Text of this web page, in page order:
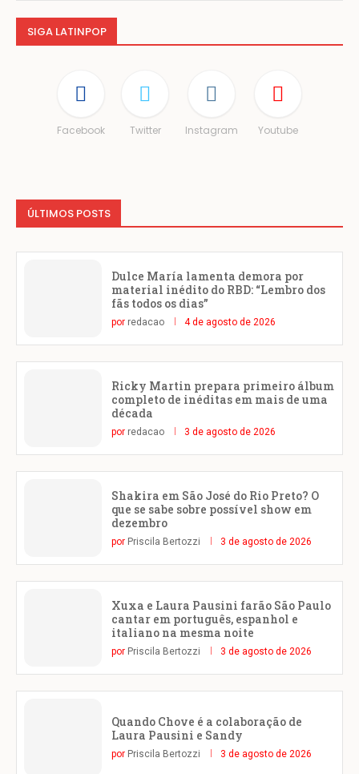
SIGA LATINPOP
Facebook Twitter Instagram Youtube
ÚLTIMOS POSTS
Dulce María lamenta demora por
material inédito do RBD: “Lembro dos
fãs todos os dias”
por redacao 4 de agosto de 2026
Ricky Martin prepara primeiro álbum
completo de inéditas em mais de uma
década
por redacao 3 de agosto de 2026
Shakira em São José do Rio Preto? O
que se sabe sobre possível show em
dezembro
por Priscila Bertozzi 3 de agosto de 2026
Xuxa e Laura Pausini farão São Paulo
cantar em português, espanhol e
italiano na mesma noite
por Priscila Bertozzi 3 de agosto de 2026
Quando Chove é a colaboração de
Laura Pausini e Sandy
por Priscila Bertozzi 3 de agosto de 2026